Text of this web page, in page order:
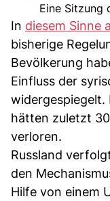
Eine Sitzung
In diesem Sinne
bisherige
Bevölkerung
Einfluss der
widergespiegelt.
hätten zuletzt
verloren.
Russland
den
Hilfe von einem